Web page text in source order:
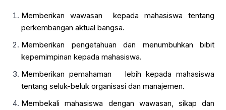
Memberikan wawasan kepada mahasiswa tentang
perkembangan aktual bangsa.
Memberikan pengetahuan dan menumbuhkan bibit
kepemimpinan kepada mahasiswa.
Memberikan pemahaman lebih kepada mahasiswa
tentang seluk-beluk organisasi dan manajemen.
Membekali mahasiswa dengan wawasan, sikap dan